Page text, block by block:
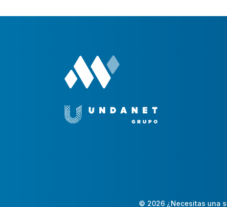
© 2026 ¿Necesitas una